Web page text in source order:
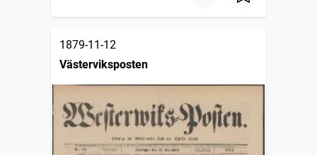
1879-11-12
Västerviksposten